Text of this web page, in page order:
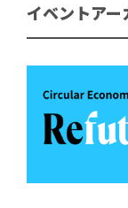
イベントアー